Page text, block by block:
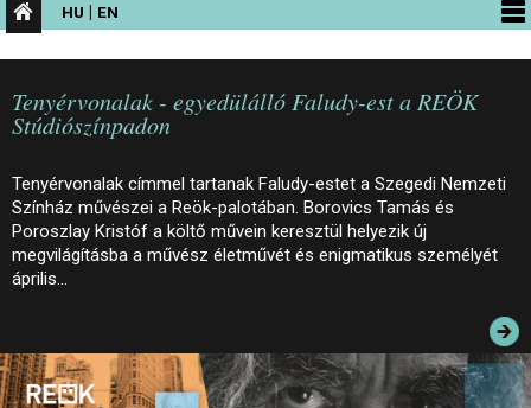
HU | EN
PROGRAMOK
KIÁLLÍTÁSOK
INFORMÁCIÓK
KONFERENCIA
PALOTASÉTÁK ÉS VEZETÉSEK
Tenyérvonalak - egyedülálló Faludy-est a REÖK
Stúdiószínpadon
Tenyérvonalak címmel tartanak Faludy-estet a Szegedi Nemzeti
Színház művészei a Reök-palotában. Borovics Tamás és
Poroszlay Kristóf a költő művein keresztül helyezik új
megvilágításba a művész életművét és enigmatikus személyét
április…